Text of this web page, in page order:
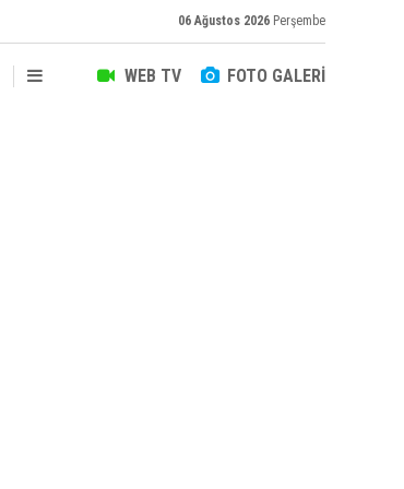
06 Ağustos 2026 Perşembe
WEB TV FOTO GALERİ